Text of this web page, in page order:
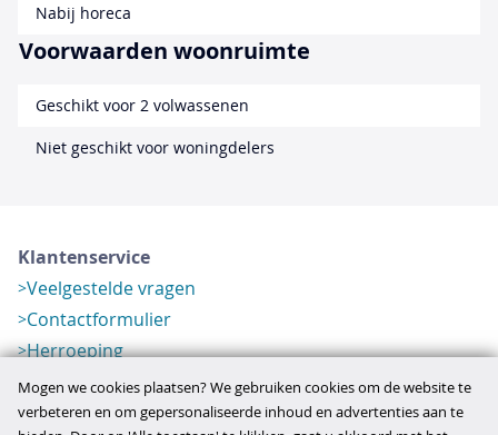
Nabij horeca
Voorwaarden woonruimte
Geschikt voor 2 volwassenen
Niet geschikt voor woningdelers
Klantenservice
Veelgestelde vragen
Contactformulier
Herroeping
Over ons
Bedrijfsgegevens
Mogen we cookies plaatsen? We gebruiken cookies om de website te
verbeteren en om gepersonaliseerde inhoud en advertenties aan te